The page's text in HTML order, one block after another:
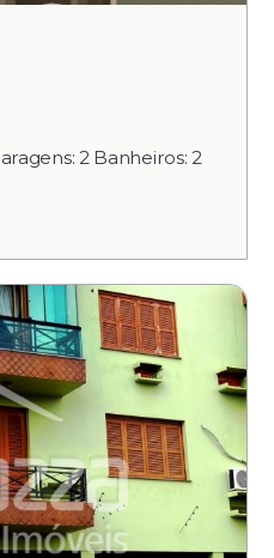
2 Banheiros: 2